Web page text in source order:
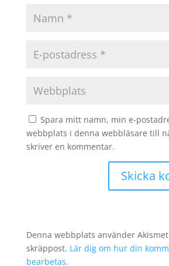
Spara mitt namn, min e-
webbplats i denna webbläsare till
skriver en kommentar.
Denna webbplats använder
skräppost. Lär dig om hur din
bearbetas.